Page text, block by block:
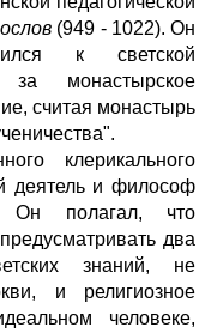
(949 - 1022). Он
к светской
монастырское
считая монастырь
клерикального
деятель и философ
Он полагал, что
два
знаний, не
и религиозное
человеке,